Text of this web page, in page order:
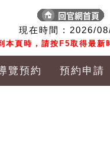
現在時間 : 2026/
本頁時，請按F5取得最新
覽預約 預約申請